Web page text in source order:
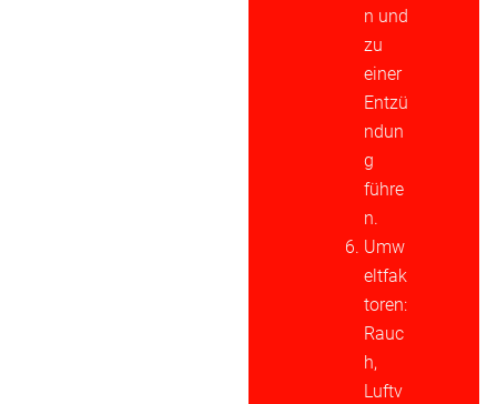
n und
zu
einer
Entzü
ndun
g
führe
n.
Umw
eltfak
toren:
Rauc
h,
Luftv